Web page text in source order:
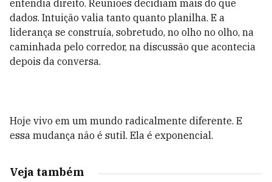
entendia direito. Reuniões decidiam mais do que
dados. Intuição valia tanto quanto planilha. E a
liderança se construía, sobretudo, no olho no olho, na
caminhada pelo corredor, na discussão que acontecia
depois da conversa.
Hoje vivo em um mundo radicalmente diferente. E
essa mudança não é sutil. Ela é exponencial.
Veja também